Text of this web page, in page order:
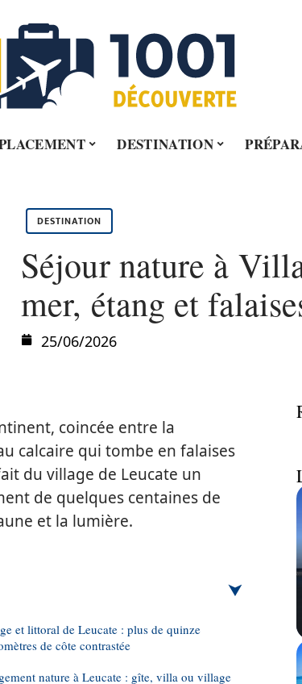
DESTINATION
DESTINATION
Séjour nature à
mer, étang et
25/06/2026
coincée entre la
calcaire qui tombe en falaises
du village de Leucate un
de quelques centaines de
et la lumière.
et littoral de Leucate : plus de quinze
de côte contrastée
nature à Leucate : gîte, villa ou village